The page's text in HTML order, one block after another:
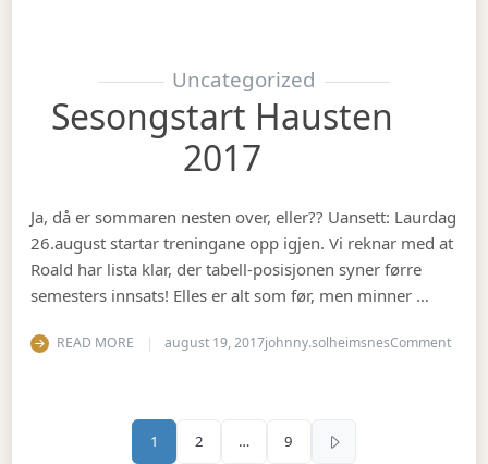
Uncategorized
Sesongstart Hausten
2017
Ja, då er sommaren nesten over, eller?? Uansett: Laurdag
26.august startar treningane opp igjen. Vi reknar med at
Roald har lista klar, der tabell-posisjonen syner førre
semesters innsats! Elles er alt som før, men minner …
READ MORE august 19, 2017johnny.solheimsnesCommenton
Sidepaginering
1 2 … 9